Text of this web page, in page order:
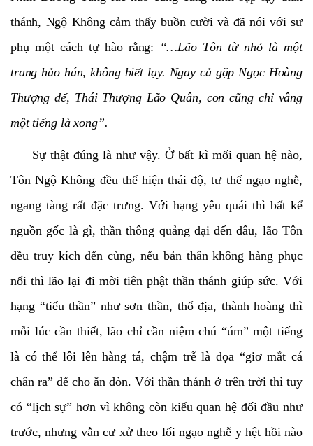
thánh, Ngộ Không cảm thấy buồn cười và đã nói với sư
phụ một cách tự hào rằng: “…Lão Tôn từ nhỏ là một
trang hảo hán, không biết lạy. Ngay cả gặp Ngọc Hoàng
Thượng đế, Thái Thượng Lão Quân, con cũng chỉ vâng
một tiếng là xong”.
Sự thật đúng là như vậy. Ở bất kì mối quan hệ nào,
Tôn Ngộ Không đều thể hiện thái độ, tư thế ngạo nghễ,
ngang tàng rất đặc trưng. Với hạng yêu quái thì bất kể
nguồn gốc là gì, thần thông quảng đại đến đâu, lão Tôn
đều truy kích đến cùng, nếu bản thân không hàng phục
nổi thì lão lại đi mời tiên phật thần thánh giúp sức. Với
hạng “tiểu thần” như sơn thần, thổ địa, thành hoàng thì
mỗi lúc cần thiết, lão chỉ cần niệm chú “úm” một tiếng
là có thể lôi lên hàng tá, chậm trễ là dọa “giơ mắt cá
chân ra” để cho ăn đòn. Với thần thánh ở trên trời thì tuy
có “lịch sự” hơn vì không còn kiểu quan hệ đối đầu như
trước, nhưng vẫn cư xử theo lối ngạo nghễ y hệt hồi nào